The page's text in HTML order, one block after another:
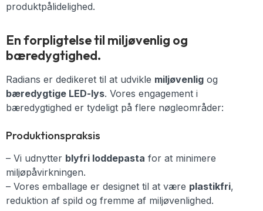
produktpålidelighed.
En forpligtelse til miljøvenlig og
bæredygtighed.
Radians er dedikeret til at udvikle miljøvenlig og
bæredygtige LED-lys. Vores engagement i
bæredygtighed er tydeligt på flere nøgleområder:
Produktionspraksis
– Vi udnytter blyfri loddepasta for at minimere
miljøpåvirkningen.
– Vores emballage er designet til at være plastikfri,
reduktion af spild og fremme af miljøvenlighed.